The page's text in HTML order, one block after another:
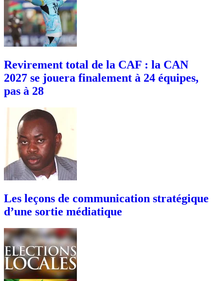
Revirement total de la CAF : la CAN
2027 se jouera finalement à 24 équipes,
pas à 28
Les leçons de communication stratégique
d’une sortie médiatique